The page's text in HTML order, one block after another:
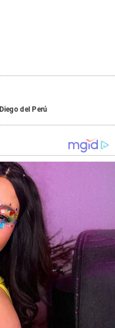
Diego del Perú